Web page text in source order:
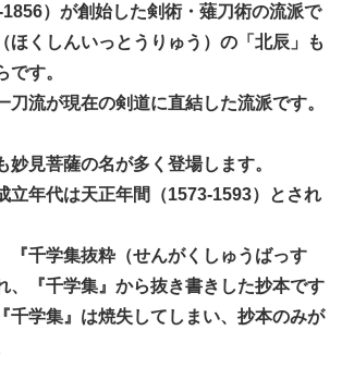
）が創始した剣術・薙刀術の流派で
ほくしんいっとうりゅう）の「北辰」も
です。
刀流が現在の剣道に直結した流派です。
妙見菩薩の名が多く登場します。
立年代は天正年間（1573-1593）とされ
『千学集抜粋（せんがくしゅうばっす
、『千学集』から抜き書きした抄本です
千学集』は焼失してしまい、抄本のみが